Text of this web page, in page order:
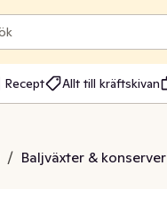
Recept Allt till kräftskivan
/ Baljväxter & konserver